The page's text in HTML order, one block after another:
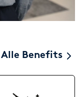
Alle Benefits